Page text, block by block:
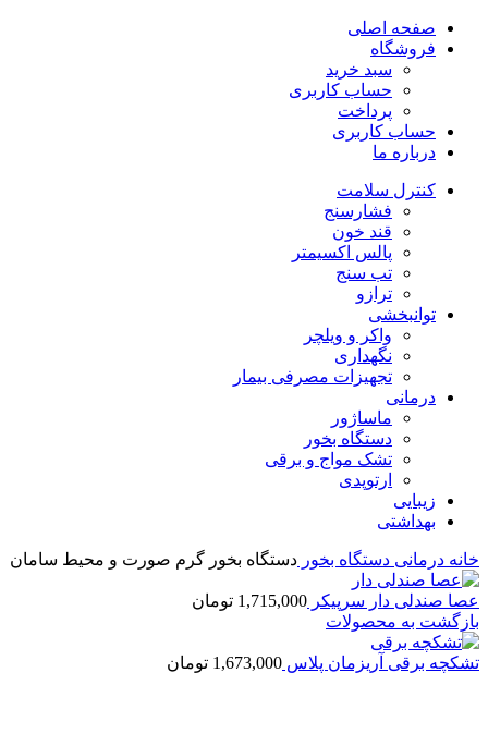
صفحه اصلی
فروشگاه
سبد خرید
حساب کاربری
پرداخت
حساب کاربری
درباره ما
کنترل سلامت
فشارسنج
قند خون
پالس اکسیمتر
تب سنج
ترازو
توانبخشی
واکر و ویلچر
نگهداری
تجهیزات مصرفی بیمار
درمانی
ماساژور
دستگاه بخور
تشک مواج و برقی
ارتوپدی
زیبایی
بهداشتی
خانه درمانی دستگاه بخور دستگاه بخور گرم صورت و محیط سامان
عصا صندلی دار سرپیکر 1,715,000 تومان
بازگشت به محصولات
تشکچه برقی آریزمان پلاس 1,673,000 تومان